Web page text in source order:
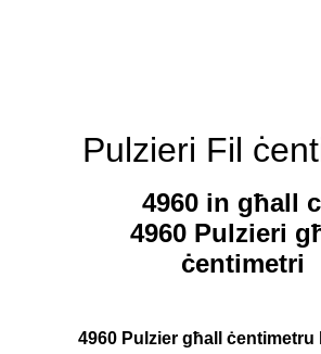
Pulzieri Fil
4960 in għall
4960 Pulzieri
ċentimetri
4960 Pulzier għall